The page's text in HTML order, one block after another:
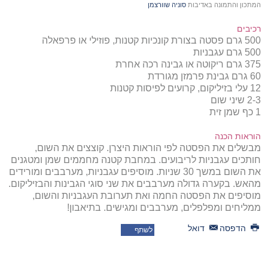
המתכון והתמונה באדיבות סוניה שוורצמן
רכיבים
500 גרם פסטה בצורת קונכיות קטנות, פוזילי או פרפאלה
500 גרם עגבניות
375 גרם ריקוטה או גבינה רכה אחרת
60 גרם גבינת פרמזן מגורדת
12 עלי בזיליקום, קרועים לפיסות קטנות
2-3 שיני שום
1 כף שמן זית
הוראות הכנה
מבשלים את הפסטה לפי הוראות היצרן. קוצצים את השום,
חותכים עגבניות לריבועים. במחבת קטנה מחממים שמן ומטגנים
את השום במשך 30 שניות. מוסיפים עגבניות, מערבבים ומורידים
מהאש. בקערה גדולה מערבבים את שני סוגי הגבינות והבזיליקום.
מוסיפים את הפסטה החמה ואת תערובת העגבניות והשום,
ממליחים ומפלפלים, מערבבים ומגישים. בתיאבון!
הדפסה דואל לשתף